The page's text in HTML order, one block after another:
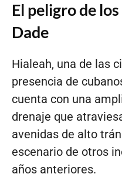
El peligro de
Dade
Hialeah, una de las
presencia de
cuenta con una
drenaje que
avenidas de alto
escenario de otros
años anteriores.